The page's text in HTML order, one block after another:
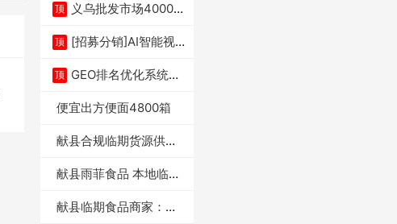
顶
义乌批发市场4000多
顶 [招募分销]AI智能视
顶 GEO排名优化系统+A
便宜出方便面4800箱
献县合规临期货源供货
献县雨菲食品 本地临期
献县临期食品商家：献